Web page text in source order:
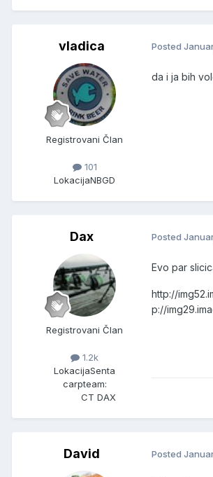
vladica
Registrovani Član
101
LokacijaNBGD
Posted
da i ja bih
Dax
Registrovani Član
1.2k
LokacijaSenta
carpteam:
CT DAX
Posted
Evo par
http://
p://
David Posted